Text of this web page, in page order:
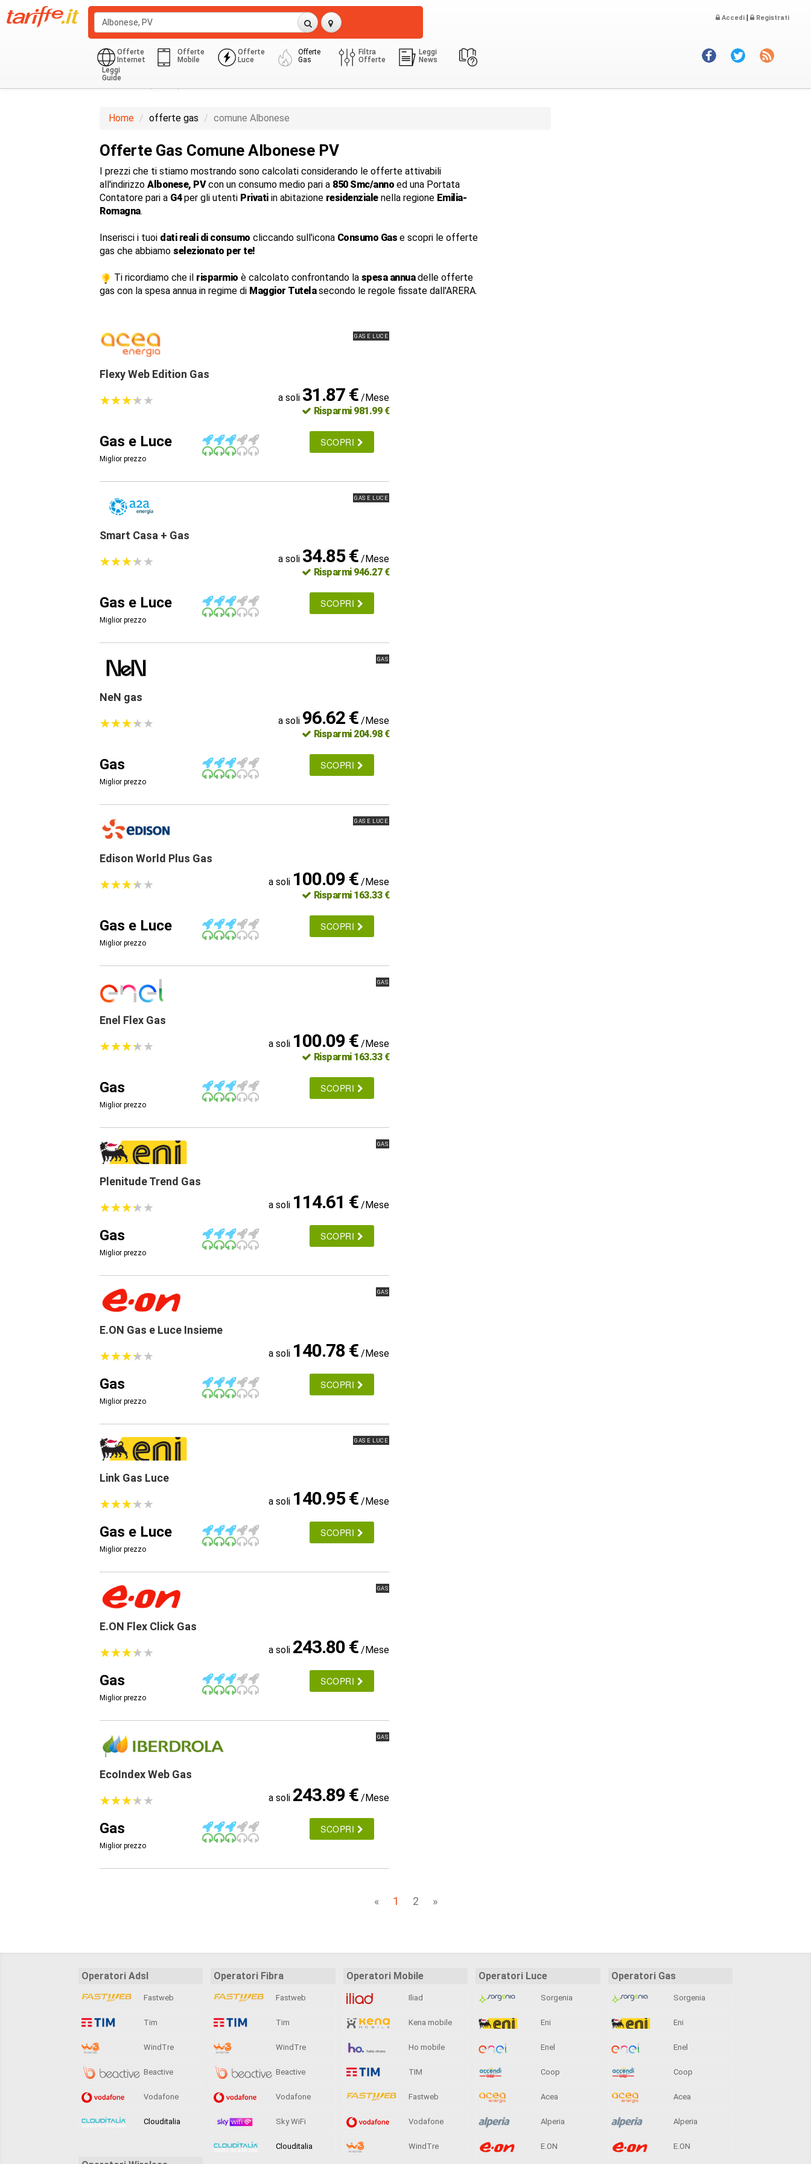
Accedi | Registrati
Offerte
Internet
Offerte
Mobile
Offerte
Luce
Offerte
Gas
Filtra
Offerte
Leggi
News
Leggi
Guide
Domestico (G1-G6)
Home offerte gas comune Albonese
Offerte Gas Comune Albonese PV
I prezzi che ti stiamo mostrando sono calcolati considerando le offerte attivabili
all'indirizzo Albonese, PVcon un consumo medio pari a 850 Smc/anno ed una Portata
Contatore pari a G4per gli utenti Privatiin abitazione residenzialenella regione Emilia-
Romagna.
Inserisci i tuoi dati reali di consumo cliccando sull'icona Consumo Gas e scopri le offerte
gas che abbiamo selezionato per te!
Ti ricordiamo che il risparmio è calcolato confrontando la spesa annuadelle offerte
gas con la spesa annua in regime di Maggior Tutelasecondo le regole fissate dall'ARERA.
GAS E LUCE
Flexy Web Edition Gas
★★★★★
★★★★★ a soli 31.87 € /Mese
Risparmi 981.99 €
Gas e Luce
Miglior prezzo
SCOPRI
GAS E LUCE
Smart Casa + Gas
★★★★★
★★★★★ a soli 34.85 € /Mese
Risparmi 946.27 €
Gas e Luce
Miglior prezzo
SCOPRI
GAS
NeN gas
★★★★★
★★★★★ a soli 96.62 € /Mese
Risparmi 204.98 €
Gas
Miglior prezzo
SCOPRI
GAS E LUCE
Edison World Plus Gas
★★★★★
★★★★★ a soli 100.09 € /Mese
Risparmi 163.33 €
Gas e Luce
Miglior prezzo
SCOPRI
GAS
Enel Flex Gas
★★★★★
★★★★★ a soli 100.09 € /Mese
Risparmi 163.33 €
Gas
Miglior prezzo
SCOPRI
GAS
Plenitude Trend Gas
★★★★★
★★★★★ a soli 114.61 € /Mese
Gas
Miglior prezzo
SCOPRI
GAS
E.ON Gas e Luce Insieme
★★★★★
★★★★★ a soli 140.78 € /Mese
Gas
Miglior prezzo
SCOPRI
GAS E LUCE
Link Gas Luce
★★★★★
★★★★★ a soli 140.95 € /Mese
Gas e Luce
Miglior prezzo
SCOPRI
GAS
E.ON Flex Click Gas
★★★★★
★★★★★ a soli 243.80 € /Mese
Gas
Miglior prezzo
SCOPRI
GAS
EcoIndex Web Gas
★★★★★
★★★★★ a soli 243.89 € /Mese
Gas
Miglior prezzo
SCOPRI
« 1 2 »
Operatori Adsl
Fastweb
Tim
WindTre
Beactive
Vodafone
Clouditalia
Operatori Fibra
Fastweb
Tim
WindTre
Beactive
Vodafone
Sky WiFi
Clouditalia
Operatori Mobile
Iliad
Kena mobile
Ho mobile
TIM
Fastweb
Vodafone
WindTre
Operatori Luce
Sorgenia
Eni
Enel
Coop
Acea
Alperia
E.ON
Operatori Gas
Sorgenia
Eni
Enel
Coop
Acea
Alperia
E.ON